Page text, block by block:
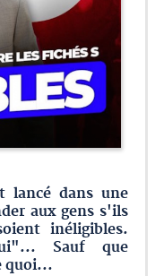
lancé dans une
aux gens s'ils
inéligibles.
Sauf que
quoi...